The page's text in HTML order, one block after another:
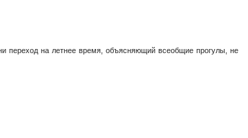
переход на летнее время, объясняющий всеобщие прогулы, не